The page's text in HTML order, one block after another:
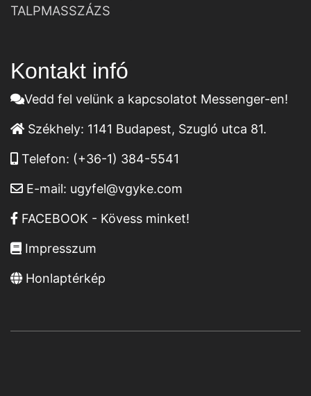
TALPMASSZÁZS
Kontakt infó
Vedd fel velünk a kapcsolatot Messenger-en!
Székhely: 1141 Budapest, Szugló utca 81.
Telefon: (+36-1) 384-5541
E-mail: ugyfel@vgyke.com
FACEBOOK - Kövess minket!
Impresszum
Honlaptérkép